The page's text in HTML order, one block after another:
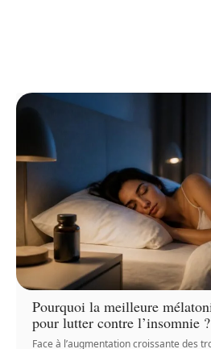
Pourquoi la meilleure
pour lutter contre l’insomnie ?
Face à l’augmentation croissante des